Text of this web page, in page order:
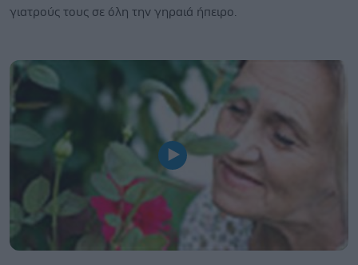
γιατρούς τους σε όλη την γηραιά ήπειρο.